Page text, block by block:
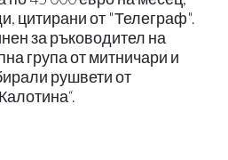
цитирани от "Телеграф".
за ръководител на
група от митничари и
рушвети от